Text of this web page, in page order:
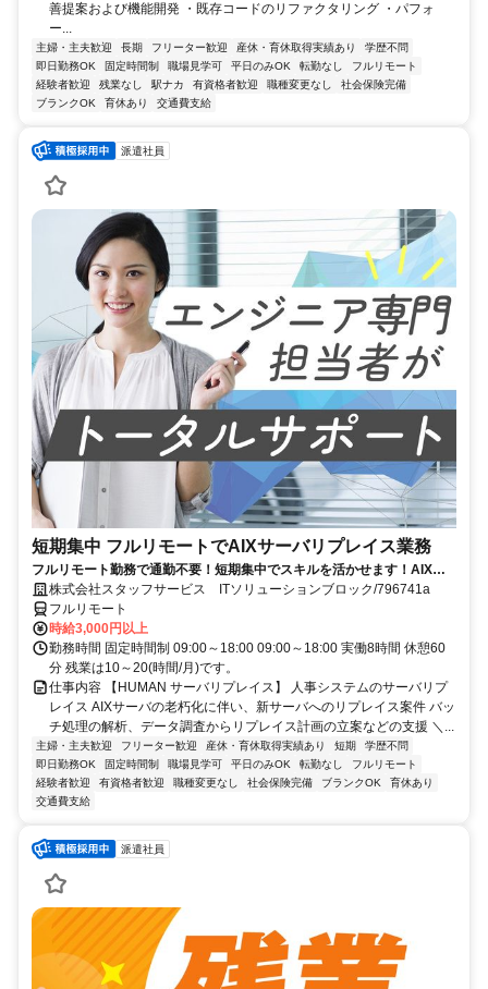
善提案および機能開発 ・既存コードのリファクタリング ・パフォ
ー...
主婦・主夫歓迎 長期 フリーター歓迎 産休・育休取得実績あり
学歴不問
即日勤務OK
固定時間制 職場見学可 平日のみOK 転勤なし
フルリモート
経験者歓迎
残業なし 駅ナカ 有資格者歓迎 職種変更なし
社会保険完備
ブランクOK
育休あり 交通費支給
派遣社員
短期集中 フルリモートでAIXサーバリプレイス業務
フルリモート勤務で通勤不要！短期集中でスキルを活かせます！AIXの
経験を積むチャンス！
株式会社スタッフサービス ITソリューションブロック/796741a
フルリモート
時給3,000円以上
勤務時間 固定時間制 09:00～18:00 09:00～18:00 実働8時間 休憩60
分 残業は10～20(時間/月)です。
仕事内容 【HUMAN サーバリプレイス】 人事システムのサーバリプ
レイス AIXサーバの老朽化に伴い、新サーバへのリプレイス案件 バッ
チ処理の解析、データ調査からリプレイス計画の立案などの支援 ＼...
主婦・主夫歓迎 フリーター歓迎 産休・育休取得実績あり 短期
学歴不問
即日勤務OK
固定時間制 職場見学可 平日のみOK 転勤なし
フルリモート
経験者歓迎
有資格者歓迎 職種変更なし 社会保険完備 ブランクOK
育休あり
交通費支給
派遣社員